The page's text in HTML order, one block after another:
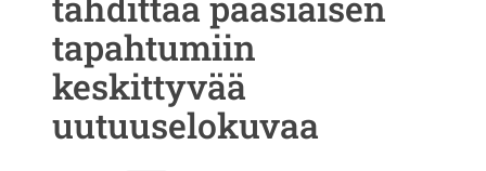
tapahtumiin
keskittyvää
uutuuselokuvaa